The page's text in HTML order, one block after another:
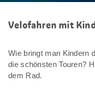
Velofahren mit
Wie bringt man Kindern
die schönsten Touren?
dem Rad.